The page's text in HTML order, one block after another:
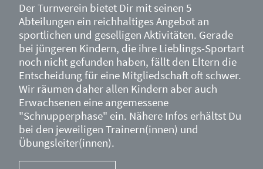
Der Turnverein bietet Dir mit seinen 5
Abteilungen ein reichhaltiges Angebot an
sportlichen und geselligen Aktivitäten. Gerade
bei jüngeren Kindern, die ihre Lieblings-Sportart
noch nicht gefunden haben, fällt den Eltern die
Entscheidung für eine Mitgliedschaft oft schwer.
Wir räumen daher allen Kindern aber auch
Erwachsenen eine angemessene
"Schnupperphase" ein. Nähere Infos erhältst Du
bei den jeweiligen Trainern(innen) und
Übungsleiter(innen).